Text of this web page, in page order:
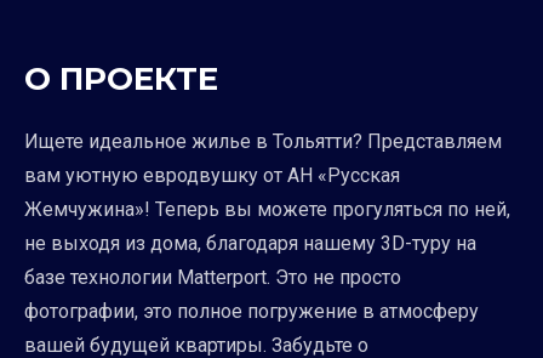
О ПРОЕКТЕ
Ищете идеальное жилье в Тольятти? Представляем
вам уютную евродвушку от АН «Русская
Жемчужина»! Теперь вы можете прогуляться по ней,
не выходя из дома, благодаря нашему 3D-туру на
базе технологии Matterport. Это не просто
фотографии, это полное погружение в атмосферу
вашей будущей квартиры. Забудьте о